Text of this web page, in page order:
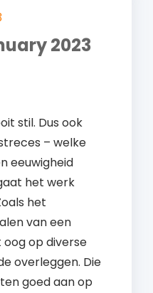
2023
stil. Dus ook
– welke
eeuwigheid
het werk
het
van een
op diverse
overleggen. Die
goed aan op